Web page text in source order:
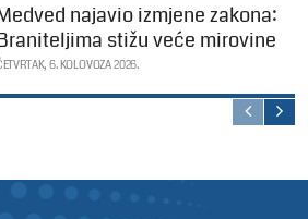
najavio izmjene zakona:
stižu veće mirovine
6. KOLOVOZA 2026.